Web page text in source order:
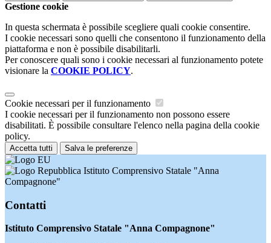
Gestione cookie
In questa schermata è possibile scegliere quali cookie consentire.
I cookie necessari sono quelli che consentono il funzionamento della
piattaforma e non è possibile disabilitarli.
Per conoscere quali sono i cookie necessari al funzionamento potete
visionare la COOKIE POLICY.
Cookie necessari per il funzionamento
I cookie necessari per il funzionamento non possono essere
disabilitati. È possibile consultare l'elenco nella pagina della cookie
policy.
Accetta tutti Salva le preferenze
Istituto Comprensivo Statale "Anna
Compagnone"
Contatti
Istituto Comprensivo Statale "Anna Compagnone"